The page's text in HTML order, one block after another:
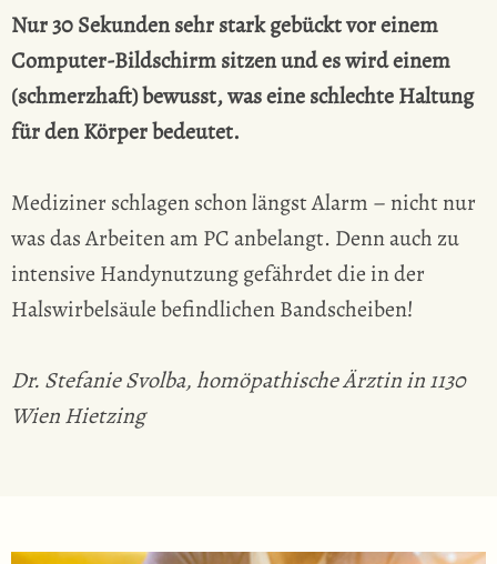
Nur 30 Sekunden sehr stark gebückt vor einem
Computer-Bildschirm sitzen und es wird einem
(schmerzhaft) bewusst, was eine schlechte Haltung
für den Körper bedeutet.
Mediziner schlagen schon längst Alarm – nicht nur
was das Arbeiten am PC anbelangt. Denn auch zu
intensive Handynutzung gefährdet die in der
Halswirbelsäule befindlichen Bandscheiben!
Dr. Stefanie Svolba, homöpathische Ärztin in 1130
Wien Hietzing